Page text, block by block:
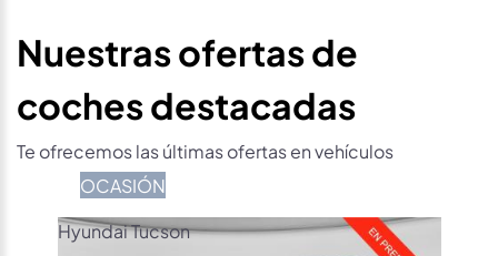
Nuestras ofertas de
coches destacadas
Te ofrecemos las últimas ofertas en vehículos
OCASIÓN
Hyundai Tucson